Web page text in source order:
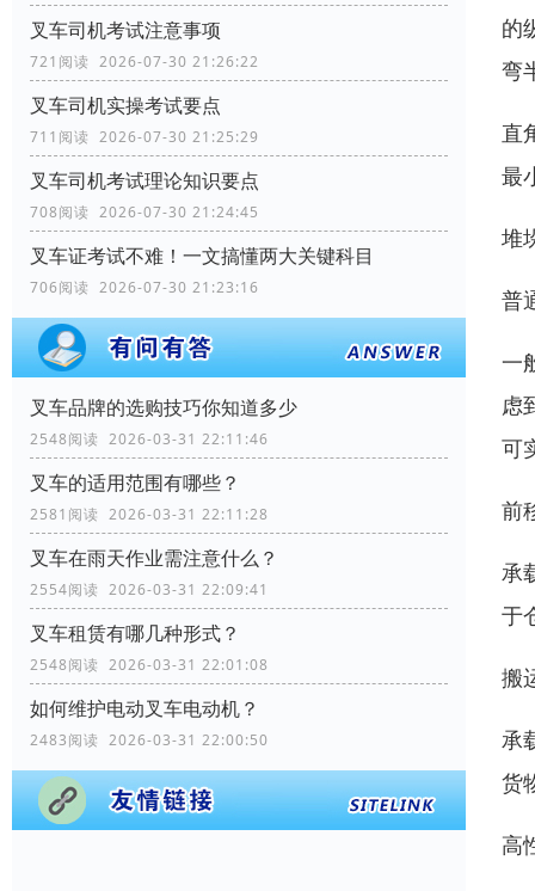
叉车司机考试注意事项
721阅读 2026-07-30 21:26:22
叉车司机实操考试要点
711阅读 2026-07-30 21:25:29
叉车司机考试理论知识要点
708阅读 2026-07-30 21:24:45
叉车证考试不难！一文搞懂两大关键科目
706阅读 2026-07-30 21:23:16
叉车品牌的选购技巧你知道多少
2548阅读 2026-03-31 22:11:46
叉车的适用范围有哪些？
2581阅读 2026-03-31 22:11:28
叉车在雨天作业需注意什么？
2554阅读 2026-03-31 22:09:41
叉车租赁有哪几种形式？
2548阅读 2026-03-31 22:01:08
如何维护电动叉车电动机？
2483阅读 2026-03-31 22:00:50
的
弯
直
最
堆
普
一
虑
可
前
承
于
搬
承
货
高